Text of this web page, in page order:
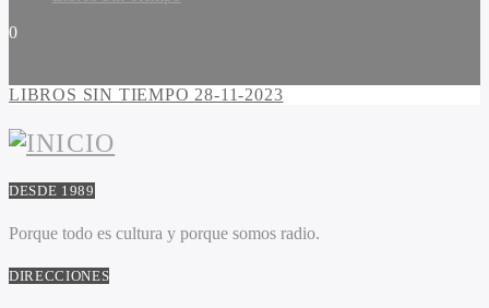
0
LIBROS SIN TIEMPO 28-11-2023
DESDE 1989
Porque todo es cultura y porque somos radio.
DIRECCIONES